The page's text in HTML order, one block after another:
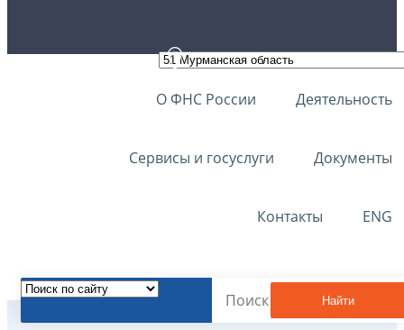
О ФНС России Деятельность
Сервисы и госуслуги Документы
Контакты ENG
Найти